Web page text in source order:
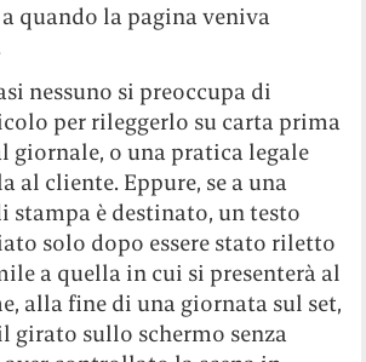
quando la pagina veniva
nessuno si preoccupa di
per rileggerlo su carta prima
giornale, o una pratica legale
al cliente. Eppure, se a una
stampa è destinato, un testo
solo dopo essere stato riletto
a quella in cui si presenterà al
alla fine di una giornata sul set,
girato sullo schermo senza